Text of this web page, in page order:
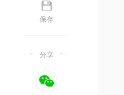
保存
分享